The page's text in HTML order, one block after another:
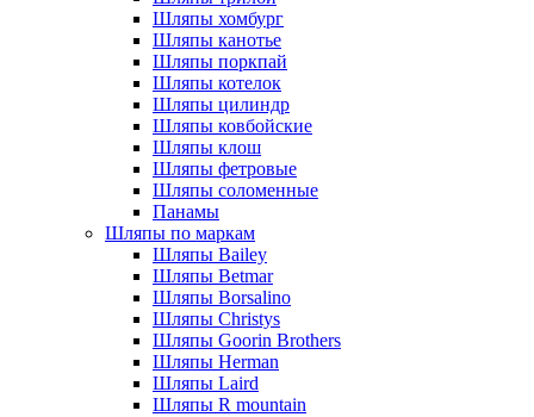
Шляпы хомбург
Шляпы канотье
Шляпы поркпай
Шляпы котелок
Шляпы цилиндр
Шляпы ковбойские
Шляпы клош
Шляпы фетровые
Шляпы соломенные
Панамы
Шляпы по маркам
Шляпы Bailey
Шляпы Betmar
Шляпы Borsalino
Шляпы Christys
Шляпы Goorin Brothers
Шляпы Herman
Шляпы Laird
Шляпы R mountain